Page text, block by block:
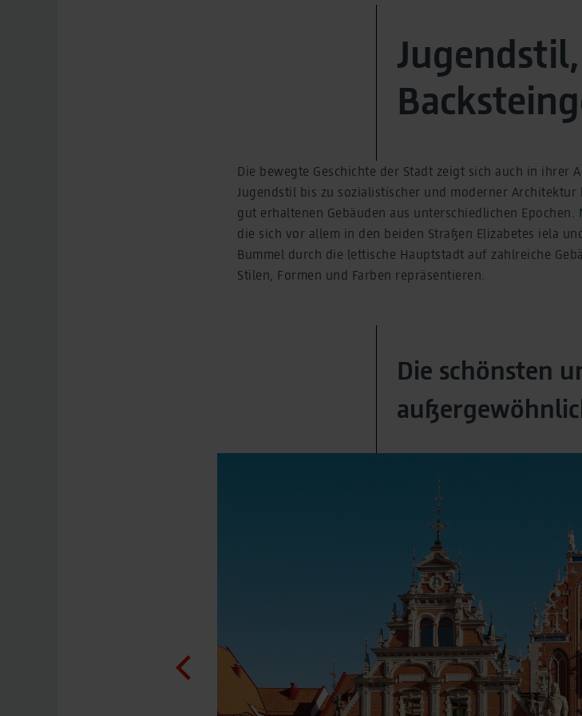
Die bewegte Geschichte der Stadt zeigt sich auch in ihrer
Jugendstil bis zu sozialistischer und moderner Architektur
gut erhaltenen Gebäuden aus unterschiedlichen
die sich vor allem in den beiden Straßen Elizabetes iela
Bummel durch die lettische Hauptstadt auf zahlreiche
Stilen, Formen und Farben repräsentieren.
Die schönsten